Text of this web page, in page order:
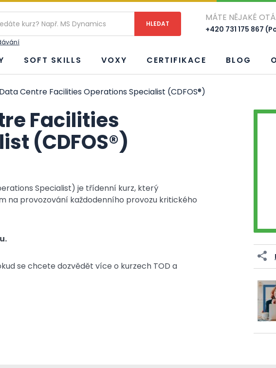
MÁTE NĚJAKÉ
+420 731 175 867
SOFT SKILLS VOXY CERTIFIKACE BLOG
Centre Facilities Operations Specialist (CDFOS®)
Facilities
(CDFOS®)
Specialist) je třídenní kurz, který
na provozování každodenního provozu kritického
se chcete dozvědět více o kurzech TOD a